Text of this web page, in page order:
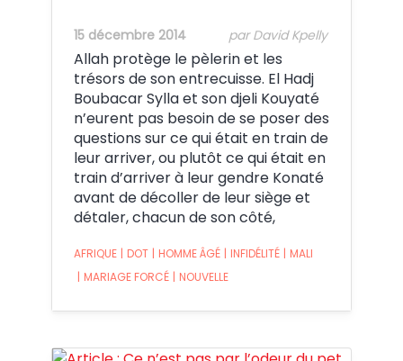
15 décembre 2014 par David Kpelly
Allah protège le pèlerin et les
trésors de son entrecuisse. El Hadj
Boubacar Sylla et son djeli Kouyaté
n’eurent pas besoin de se poser des
questions sur ce qui était en train de
leur arriver, ou plutôt ce qui était en
train d’arriver à leur gendre Konaté
avant de décoller de leur siège et
détaler, chacun de son côté,
AFRIQUE | DOT | HOMME ÂGÉ | INFIDÉLITÉ | MALI
| MARIAGE FORCÉ | NOUVELLE